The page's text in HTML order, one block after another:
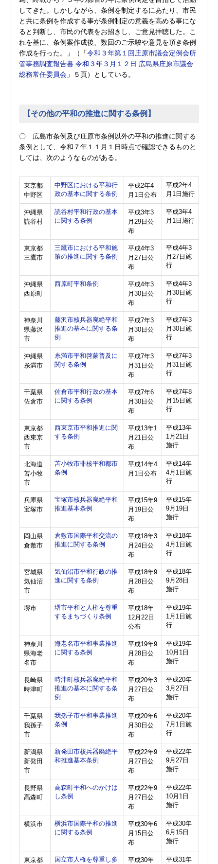
してきた。しかしながら、条例を制定するにあたり、市民
と共に条例を作成する事が条例制定の意義を高める事にな
ると判断し、市民の代表をお招きし、ご意見拝聴した。こ
れを基に、条例案作成後、数回のご示唆や意見を頂き条例
作成を行った。」（「令和３年第１回庄原市議会定例会所
管事務調査報告書 令和３年３月１２日 広島県庄原市議会
総務常任委員会 」５頁）としている。
【その他の平和の推進に関する条例】
〇 広島市条例及び庄原市条例以外の平和の推進に関する
条例として、令和７年１１月１日時点で確認できるものと
しては、次のようなものがある。
東京都
中野区
中野区における平和行
政の基本に関する条例
平成2年4
月1日公布
平成2年4
月1日施行
沖縄県
読谷村
読谷村平和行政の基本
に関する条例
平成3年3
月29日公
布
平成3年4
月1日施行
東京都
三鷹市
三鷹市における平和施
策の推進に関する条例
平成4年3
月27日公
布
平成4年3
月27日施
行
沖縄県
西原町
西原町平和条例
平成4年3
月30日公
布
平成4年3
月30日施
行
神奈川
県藤沢
市
藤沢市核兵器廃絶平和
推進の基本に関する条
例
平成7年3
月30日公
布
平成7年3
月30日施
行
沖縄県
糸満市
糸満市平和啓蒙普及に
関する条例
平成7年3
月31日公
布
平成7年3
月31日施
行
千葉県
佐倉市
佐倉市平和行政の基本
に関する条例
平成7年6
月30日公
布
平成7年8
月15日施
行
東京都
西東京
市
西東京市平和推進に関
する条例
平成13年1
月21日公
布
平成13年
1月21日
施行
北海道
苫小牧
市
苫小牧市非核平和都市
条例
平成14年4
月1日公布
平成14年
4月1日施
行
兵庫県
宝塚市
宝塚市核兵器廃絶平和
推進基本条例
平成15年9
月19日公
布
平成15年
9月19日
施行
岡山県
倉敷市
倉敷市国際平和交流の
推進に関する条例
平成18年3
月24日公
布
平成18年
4月1日施
行
宮城県
気仙沼
市
気仙沼市平和行政の推
進に関する条例
平成18年9
月28日公
布
平成18年
9月28日
施行
堺市
堺市平和と人権を尊重
するまちづくり条例
平成18年
12月22日
公布
平成19年
1月1日施
行
神奈川
県海老
名市
海老名市平和事業推進
に関する条例
平成19年9
月28日公
布
平成19年
10月1日
施行
長崎県
時津町
時津町核兵器廃絶平和
推進の基本に関する条
例
平成20年3
月27日公
布
平成20年
3月27日
施行
千葉県
我孫子
市
我孫子市平和事業推進
条例
平成20年6
月30日公
布
平成20年
7月1日施
行
新潟県
新発田
市
新発田市核兵器廃絶平
和推進基本条例
平成22年9
月27日公
布
平成22年
9月27日
施行
長野県
高森町
高森町平和へのかけは
し条例
平成22年9
月27日公
布
平成22年
10月1日
施行
横浜市
横浜市国際平和の推進
に関する条例
平成30年6
月15日公
布
平成30年
6月15日
施行
東京都
国立市人権を尊重し多
平成30年
平成31年